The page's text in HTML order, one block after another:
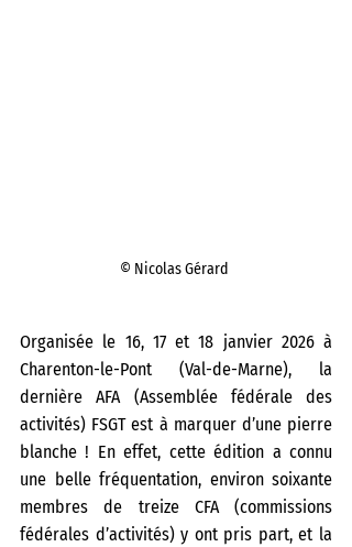
© Nicolas Gérard
Organisée le 16, 17 et 18 janvier 2026 à
Charenton-le-Pont (Val-de-Marne), la
dernière AFA (Assemblée fédérale des
activités) FSGT est à marquer d’une pierre
blanche ! En effet, cette édition a connu
une belle fréquentation, environ soixante
membres de treize CFA (commissions
fédérales d’activités) y ont pris part, et la